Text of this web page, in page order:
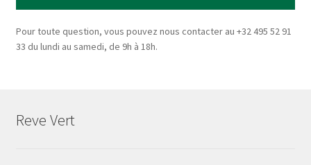
Pour toute question, vous pouvez nous contacter au +32 495 52 91
33 du lundi au samedi, de 9h à 18h.
Reve Vert